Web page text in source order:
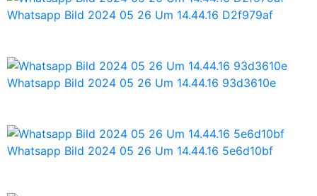
Whatsapp Bild 2024 05 26 Um 14.44.16 D2f979af
Whatsapp Bild 2024 05 26 Um 14.44.16 93d3610e
Whatsapp Bild 2024 05 26 Um 14.44.16 5e6d10bf